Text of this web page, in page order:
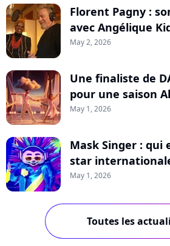
Florent Pagny :
avec Angélique
May 2, 2026
Une finaliste de
pour une saison
May 1, 2026
Mask Singer : qui
star
May 1, 2026
Toutes les